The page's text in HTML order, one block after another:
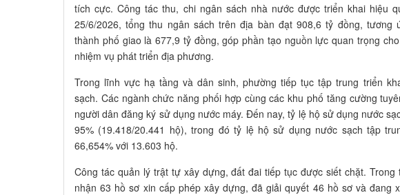
tích cực. Công tác thu, chi ngân sách nhà nước được triển khai hiệu
25/6/2026, tổng thu ngân sách trên địa bàn đạt 908,6 tỷ đồng, tương
thành phố giao là 677,9 tỷ đồng, góp phần tạo nguồn lực quan trọng
nhiệm vụ phát triển địa phương.
Trong lĩnh vực hạ tầng và dân sinh, phường tiếp tục tập trung triển
sạch. Các ngành chức năng phối hợp cùng các khu phố tăng cường
người dân đăng ký sử dụng nước máy. Đến nay, tỷ lệ hộ sử dụng nước
95% (19.418/20.441 hộ), trong đó tỷ lệ hộ sử dụng nước sạch tập
66,654% với 13.603 hộ.
Công tác quản lý trật tự xây dựng, đất đai tiếp tục được siết chặt. Trong
nhận 63 hồ sơ xin cấp phép xây dựng, đã giải quyết 46 hồ sơ và đang